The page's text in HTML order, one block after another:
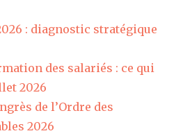
: diagnostic stratégique
des salariés : ce qui
2026
de l’Ordre des
2026